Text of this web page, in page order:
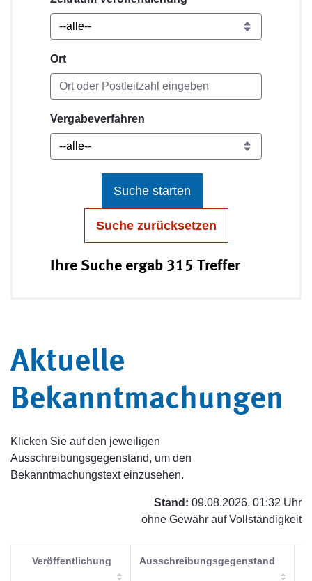
Ort
Vergabeverfahren
Suche starten
Suche zurücksetzen
Ihre Suche ergab 315 Treffer
Aktuelle
Bekanntmachungen
Klicken Sie auf den jeweiligen
Ausschreibungsgegenstand, um den
Bekanntmachungstext einzusehen.
Stand: 09.08.2026, 01:32 Uhr
ohne Gewähr auf Vollständigkeit
Veröffentlichung Ausschreibungsgegenstand